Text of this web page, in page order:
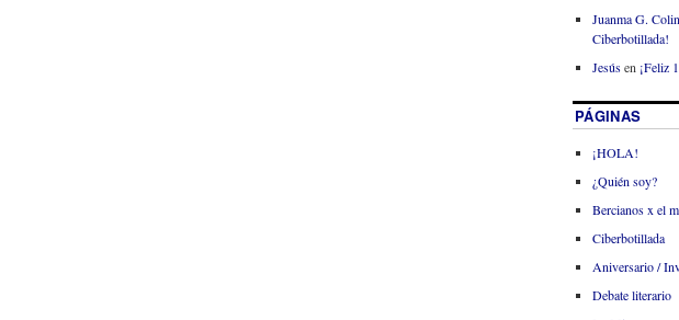
Juanma G.
Ciberbotillada!
Jesúsen ¡Feliz
PÁGINAS
¡HOLA!
¿Quién soy?
Bercianos x el
Ciberbotillada
Aniversario /
Debate literario